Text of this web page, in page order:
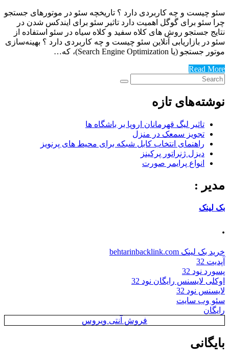
سئو چیست و چه کاربردی دارد ؟ تاریخچه سئو در موتورهای جستجو
چرا سئو برای گوگل اهمیت دارد تاثیر سئو برای ایندکس شدن در
نتایج جستجو روش های کلاه سفید و کلاه سیاه در سئو استفاده از
سئو در بازاریابی آنلاین سئو چیست و چه کاربردی دارد ؟ بهینه‌سازی
موتور جستجو (یا Search Engine Optimization)، که…
Read More
نوشته‌های تازه
تاثیر لیگ قهرمانان اروپا بر باشگاه ها
تجویز سمعک در منزل
راهنمای انتخاب کابل شبکه برای محیط های پرنویز
دیزل ژنراتور پرکینز
انواع پرایمر صورت
مدیر :
بک لینک
.
خرید بک لینک behtarinbacklink.com
آپدیت 32
پسورد نود 32
اوکلی لایسنس رایگان نود 32
لایسنس نود 32
سئو وب سایت
رایگان
فروش آنتی ویروس
بایگانی